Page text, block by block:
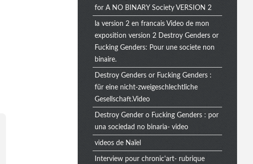
for A NO BINARY Society VERSION 2
la version 2 en francais Video de mon
exposition version 2 Destroy Genders or
Fucking Genders: Pour une societe non
binaire.
Destroy Genders or Fucking Genders :
für eine nicht-zweigeschlechtliche
Gesellschaft.Video
Destroy Gender o Fucking Genders : por
una sociedad no binaria- video
videos de Naïel
Interview pour chronic'art- rubrique